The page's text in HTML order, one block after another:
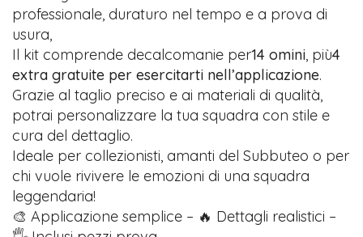
professionale, duraturo nel tempo e a prova di
usura,
Il kit comprende decalcomanie per14 omini, più4
extra gratuite per esercitarti nell’applicazione.
Grazie al taglio preciso e ai materiali di qualità,
potrai personalizzare la tua squadra con stile e
cura del dettaglio.
Ideale per collezionisti, amanti del Subbuteo o per
chi vuole rivivere le emozioni di una squadra
leggendaria!
🎨 Applicazione semplice – 🔥 Dettagli realistici –